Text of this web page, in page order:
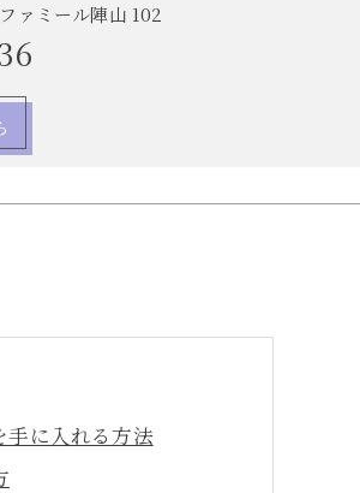
ァミール陣山 102
手に入れる方法